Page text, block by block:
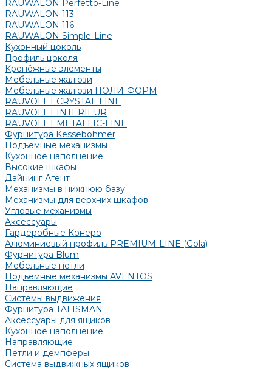
RAUWALON Perfetto-Line
RAUWALON 113
RAUWALON 116
RAUWALON Simple-Line
Кухонный цоколь
Профиль цоколя
Крепёжные элементы
Мебельные жалюзи
Мебельные жалюзи ПОЛИ-ФОРМ
RAUVOLET CRYSTAL LINE
RAUVOLET INTERIEUR
RAUVOLET METALLIC-LINE
Фурнитура Kesseböhmer
Подъемные механизмы
Кухонное наполнение
Высокие шкафы
Дайнинг Агент
Механизмы в нижнюю базу
Механизмы для верхних шкафов
Угловые механизмы
Аксессуары
Гардеробные Конеро
Алюминиевый профиль PREMIUM-LINE (Gola)
Фурнитура Blum
Мебельные петли
Подъемные механизмы AVENTOS
Направляющие
Системы выдвижения
Фурнитура TALISMAN
Аксессуары для ящиков
Кухонное наполнение
Направляющие
Петли и демпферы
Система выдвижных ящиков